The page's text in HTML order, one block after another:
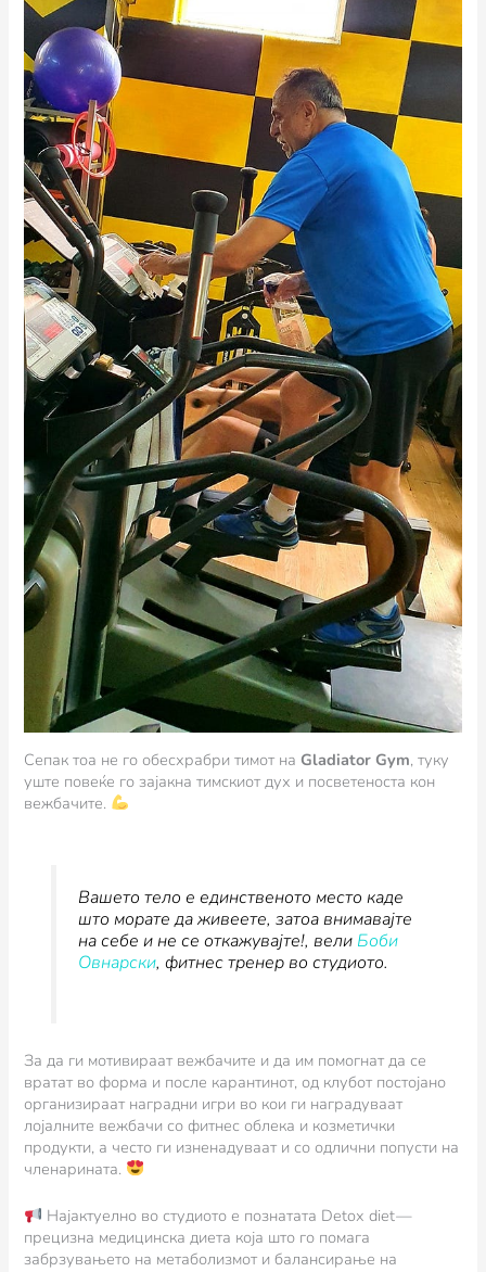
Сепак тоа не го обесхрабри тимот наGladiator Gym, туку
уште повеќе го зајакна тимскиот дух и посветеноста кон
вежбачите.
Вашето тело е единственото место каде
што морате да живеете, затоа внимавајте
на себе и не се откажувајте!, вели Боби
Овнарски, фитнес тренер во студиото.
За да ги мотивираат вежбачите и да им помогнат да се
вратат во форма и после карантинот, од клубот постојано
организираат наградни игри во кои ги наградуваат
лојалните вежбачи со фитнес облека и козметички
продукти, а често ги изненадуваат и со одлични попусти на
членарината.
Најактуелно во студиото е познатата Detox diet —
прецизна медицинска диета која што го помага
забрзувањето на метаболизмот и балансирање на